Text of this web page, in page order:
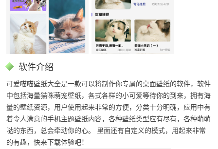
软件介绍
可爱喵喵壁纸大全是一款可以将制作你专属的桌面壁纸的软件，软件
中包括海量猫咪萌宠壁纸，各式各样的小可爱等待你的到来，拥有海
量的壁纸资源，用户使用起来非常的方便，分类十分明确，应用中有
着令人满意的手机主题壁纸内容，各种壁纸类型应有尽有，各种萌萌
哒的东西，总会牵动你的心。 里面还有自定义的模式，用起来非常
的有趣，快来下载体验吧！